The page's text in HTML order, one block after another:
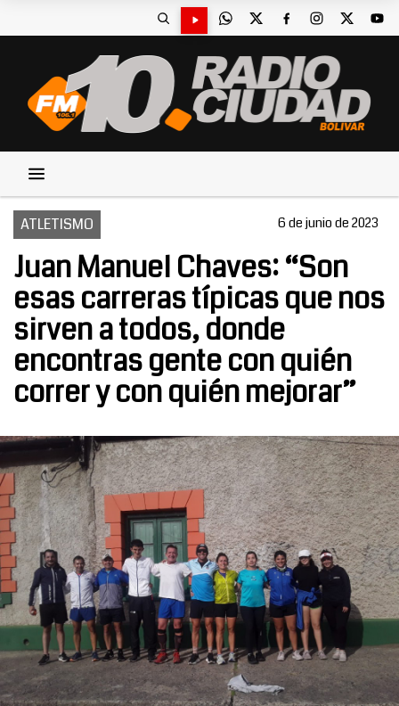
ATLETISMO 6 de junio de 2023
Juan Manuel Chaves: “Son
esas carreras típicas que nos
sirven a todos, donde
encontras gente con quién
correr y con quién mejorar”